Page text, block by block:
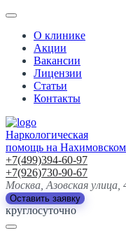
О клинике
Акции
Вакансии
Лицензии
Статьи
Контакты
Наркологическая
помощь на Нахимовском
+7(499)394-60-97
+7(926)730-90-67
Москва, Азовская улица,
Оставить заявку
круглосуточно